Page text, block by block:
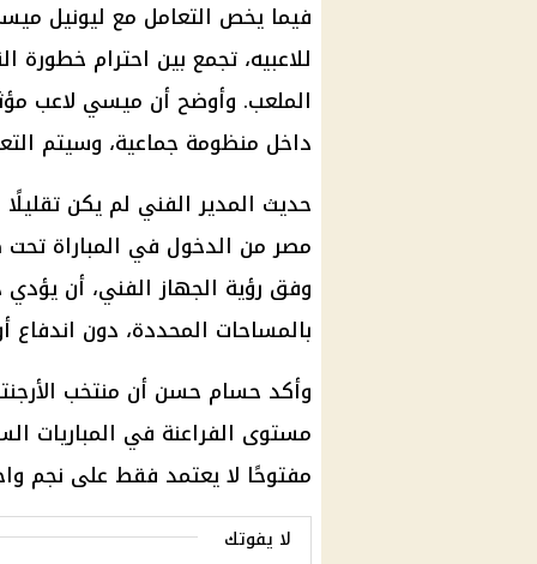
فيما يخص التعامل مع ليونيل
للاعبيه، تجمع بين احترام
الملعب. وأوضح أن ميسي لاعب
داخل منظومة جماعية، وسيتم
حديث المدير الفني لم يكن
مصر من الدخول في المباراة
وفق رؤية الجهاز الفني، أن يؤدي
بالمساحات المحددة، دون اندفاع
وأكد حسام حسن أن منتخب
مستوى الفراعنة في المباريات
مفتوحًا لا يعتمد فقط على نجم
لا يفوتك